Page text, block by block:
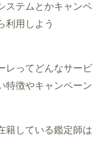
ステムとかキャンペ
利用しよう
レってどんなサービ
特徴やキャンペーン
籍している鑑定師は